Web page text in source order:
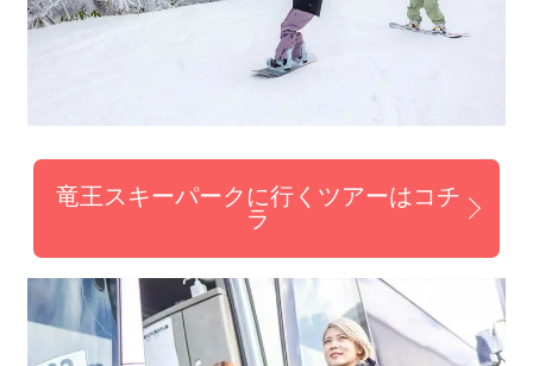
竜王スキーパークに行くツアーはコチ
ラ